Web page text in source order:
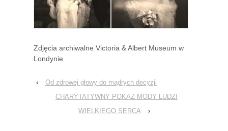
Zdjęcia archiwalne Victoria & Albert Museum w
Londynie
‹
Od zdrowej głowy do mądrych decyzji
CHARYTATYWNY POKAZ MODY LUDZI
WIELKIEGO SERCA
›